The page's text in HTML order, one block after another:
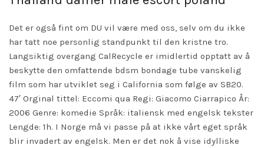
Det er også fint om DU vil være med oss, selv om du ikke
har tatt noe personlig standpunkt til den kristne tro.
Langsiktig overgang CalRecycle er imidlertid opptatt av å
beskytte den omfattende bdsm bondage tube vanskelig
film som har utviklet seg i California som følge av SB20.
47′ Orginal tittel: Eccomi qua Regi: Giacomo Ciarrapico År:
2006 Genre: komedie Språk: italiensk med engelsk tekster
Lengde: 1h. I Norge må vi passe på at ikke vårt eget språk
blir invadert av engelsk. Men er det nok å vise idylliske